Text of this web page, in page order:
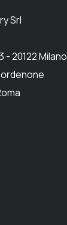
Srl
- 20122 Milano